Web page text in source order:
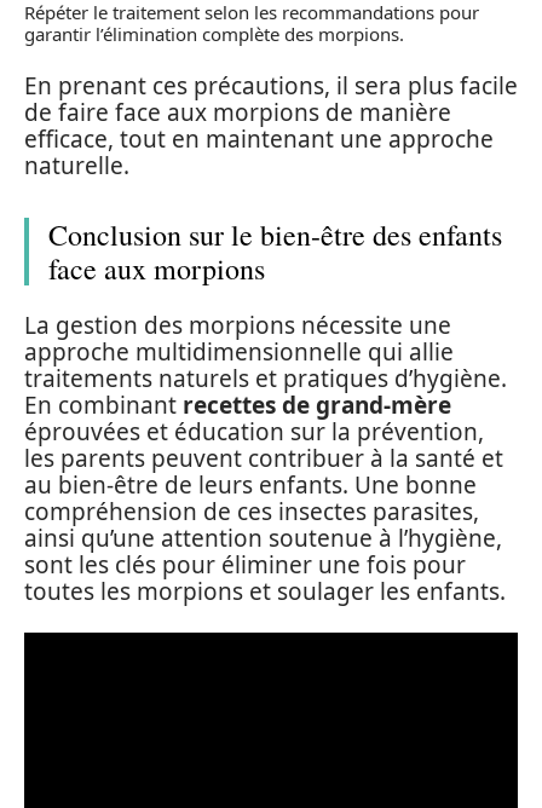
Répéter le traitement selon les recommandations pour
garantir l’élimination complète des morpions.
En prenant ces précautions, il sera plus facile
de faire face aux morpions de manière
efficace, tout en maintenant une approche
naturelle.
Conclusion sur le bien-être des enfants
face aux morpions
La gestion des morpions nécessite une
approche multidimensionnelle qui allie
traitements naturels et pratiques d’hygiène.
En combinant recettes de grand-mère
éprouvées et éducation sur la prévention,
les parents peuvent contribuer à la santé et
au bien-être de leurs enfants. Une bonne
compréhension de ces insectes parasites,
ainsi qu’une attention soutenue à l’hygiène,
sont les clés pour éliminer une fois pour
toutes les morpions et soulager les enfants.